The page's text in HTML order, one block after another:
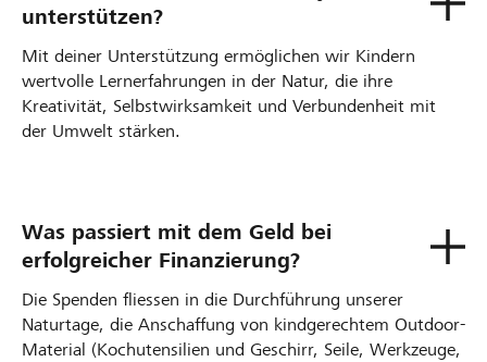
unterstützen?
Mit deiner Unterstützung ermöglichen wir Kindern
wertvolle Lernerfahrungen in der Natur, die ihre
Kreativität, Selbstwirksamkeit und Verbundenheit mit
der Umwelt stärken.
Was passiert mit dem Geld bei
erfolgreicher Finanzierung?
Die Spenden fliessen in die Durchführung unserer
Naturtage, die Anschaffung von kindgerechtem Outdoor-
Material (Kochutensilien und Geschirr, Seile, Werkzeuge,